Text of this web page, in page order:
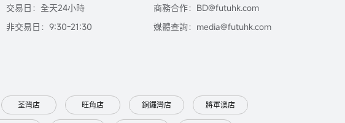
交易日：全天24小時
非交易日：9:30-21:30
商務合作：BD@futuhk.com
媒體查詢：media@futuhk.com
荃灣店 旺角店 銅鑼灣店 將軍澳店